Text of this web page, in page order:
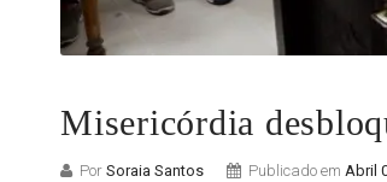
Misericórdia
Por Soraia Santos Publicado em Abril